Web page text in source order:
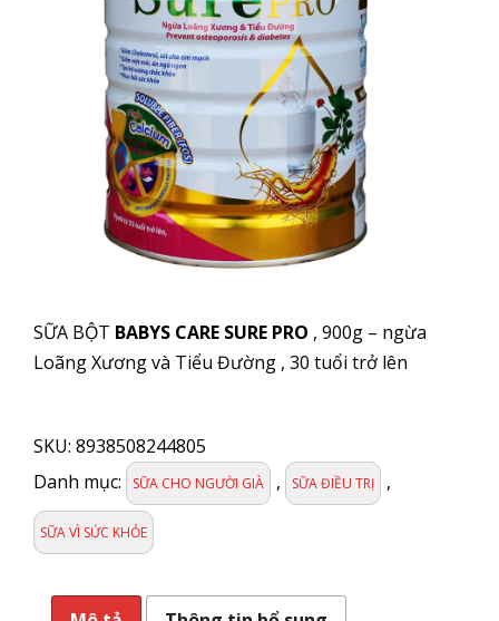
SỮA BỘT BABYS CARE SURE PRO , 900g – ngừa
Loãng Xương và Tiểu Đường , 30 tuổi trở lên
BABY
CARE
GINGSENG
SUREPRO
900g
lượng
SKU: 8938508244805
Danh mục:
SỮA CHO NGƯỜI GIÀ , SỮA ĐIỀU TRỊ ,
SỮA VÌ SỨC KHỎE